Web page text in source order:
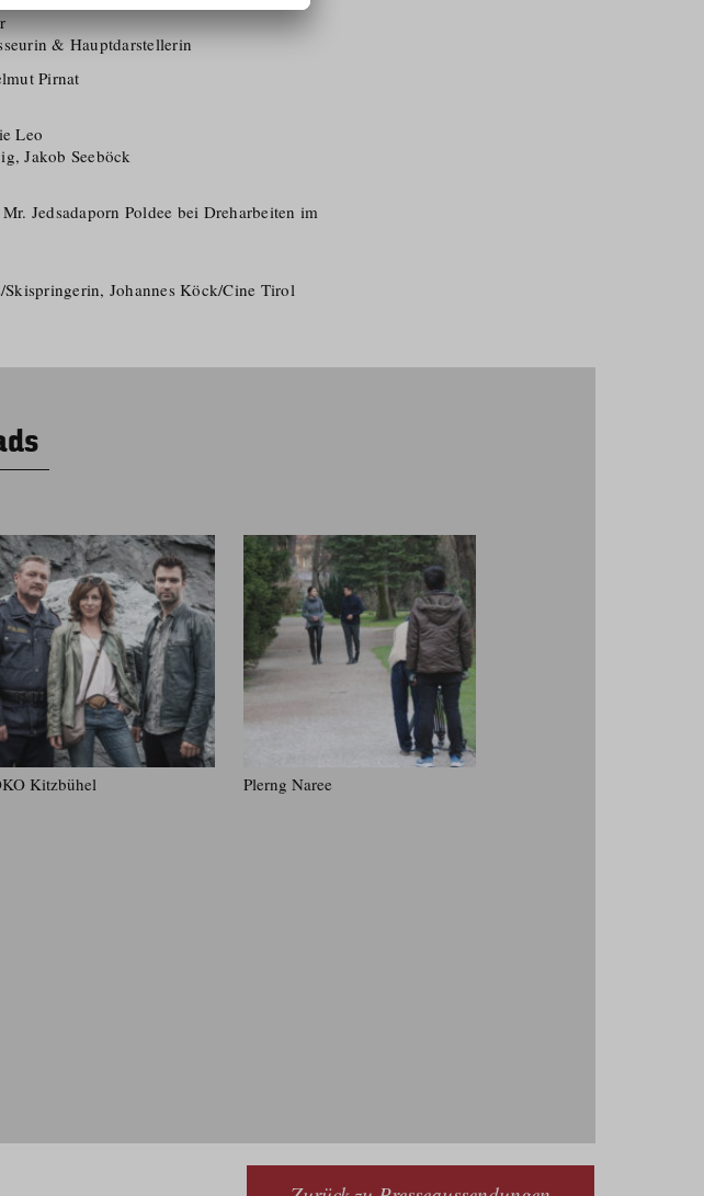
& Hauptdar­stellerin
Pirnat
Leo
Jakob Seeböck
Jedsadaporn Poldee bei Dreharbeiten im
Johannes Köck/​Cine Tirol
Kitzbühel Plerng Naree